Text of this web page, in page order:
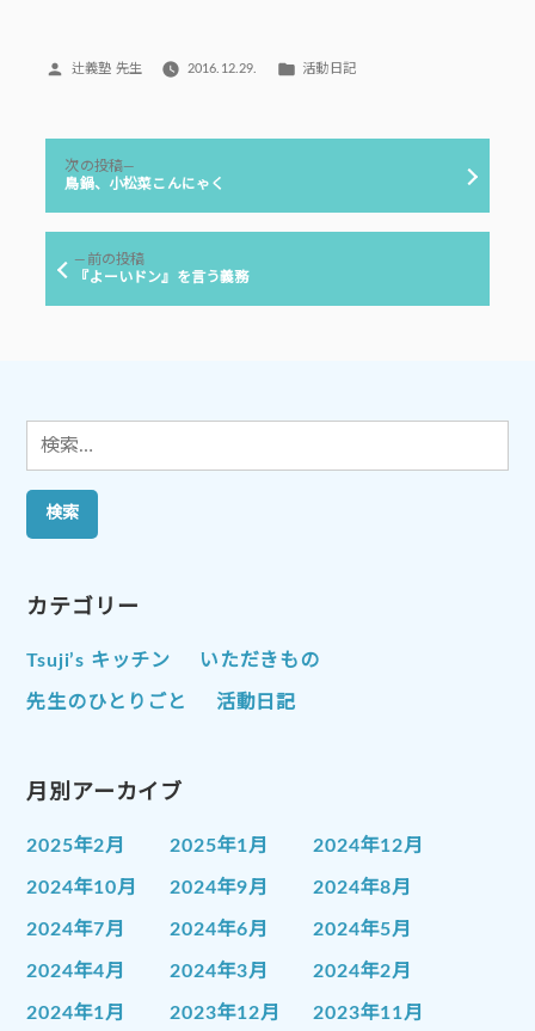
投
辻義塾 先生 2016.12.29.
カ
リ
活動日記
ナ
ー
前の投稿前
の
『よーいドン』を言う義務
次の投稿
の
鳥鍋、小松菜こんにゃく
検
索:
カテゴリー
Tsuji’s キッチン いただきもの
先生のひとりごと 活動日記
月別アーカイブ
2025年2月 2025年1月 2024年12月
2024年10月 2024年9月 2024年8月
2024年7月 2024年6月 2024年5月
2024年4月 2024年3月 2024年2月
2024年1月 2023年12月 2023年11月